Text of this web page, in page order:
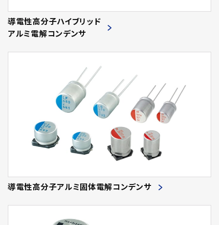
導電性高分子ハイブリッド
アルミ電解コンデンサ
導電性高分子アルミ固体電解コンデンサ